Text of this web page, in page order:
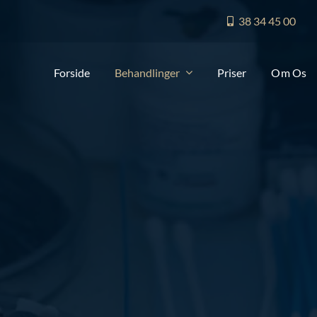
38 34 45 00
Forside Behandlinger Priser Om Os